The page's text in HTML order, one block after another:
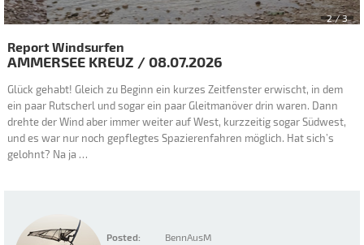
2/ 3
Posted:
BennAusM
Report Windsurfen
AMMERSEE KREUZ / 08.07.2026
Glück gehabt! Gleich zu Beginn ein kurzes Zeitfenster erwischt, in dem
ein paar Rutscherl und sogar ein paar Gleitmanöver drin waren. Dann
drehte der Wind aber immer weiter auf West, kurzzeitig sogar Südwest,
und es war nur noch gepflegtes Spazierenfahren möglich. Hat sich’s
gelohnt? Na ja …